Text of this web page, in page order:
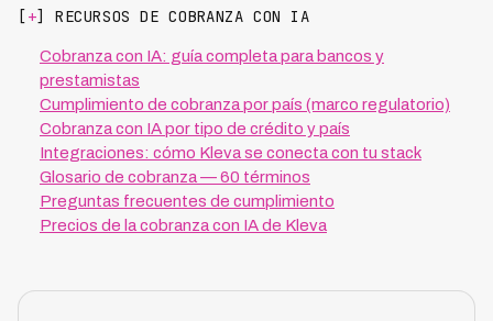
[ +] RECURSOS DE COBRANZA CON IA
Cobranza con IA: guía completa para bancos y
prestamistas
Cumplimiento de cobranza por país (marco regulatorio)
Cobranza con IA por tipo de crédito y país
Integraciones: cómo Kleva se conecta con tu stack
Glosario de cobranza — 60 términos
Preguntas frecuentes de cumplimiento
Precios de la cobranza con IA de Kleva